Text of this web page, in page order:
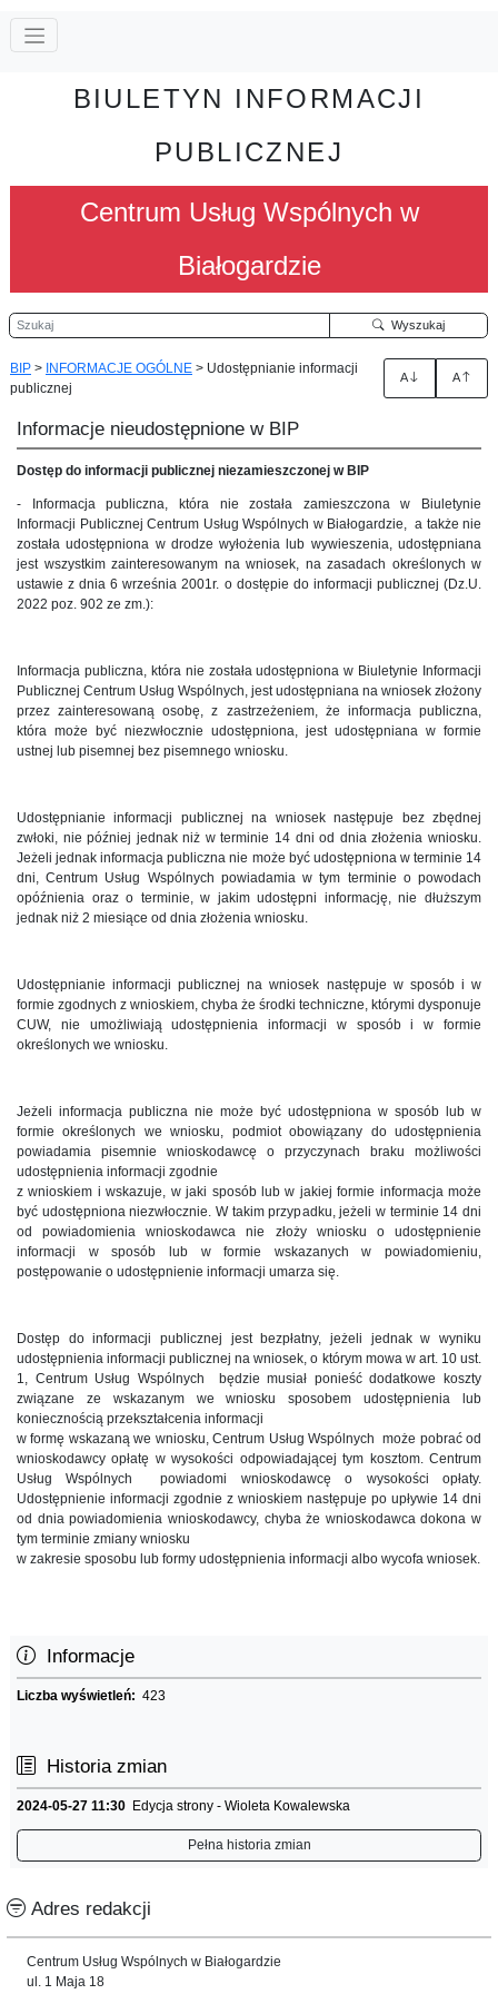
BIULETYN INFORMACJI
PUBLICZNEJ
Centrum Usług Wspólnych w
Białogardzie
Szukaj Wyszukaj
BIP > INFORMACJE OGÓLNE > Udostępnianie informacji
publicznej
A A
Informacje nieudostępnione w BIP
Dostęp do informacji publicznej niezamieszczonej w BIP
- Informacja publiczna, która nie została zamieszczona w Biuletynie
Informacji Publicznej Centrum Usług Wspólnych w Białogardzie, a także nie
została udostępniona w drodze wyłożenia lub wywieszenia, udostępniana
jest wszystkim zainteresowanym na wniosek, na zasadach określonych w
ustawie z dnia 6 września 2001r. o dostępie do informacji publicznej (Dz.U.
2022 poz. 902 ze zm.):
Informacja publiczna, która nie została udostępniona w Biuletynie Informacji
Publicznej Centrum Usług Wspólnych, jest udostępniana na wniosek złożony
przez zainteresowaną osobę, z zastrzeżeniem, że informacja publiczna,
która może być niezwłocznie udostępniona, jest udostępniana w formie
ustnej lub pisemnej bez pisemnego wniosku.
Udostępnianie informacji publicznej na wniosek następuje bez zbędnej
zwłoki, nie później jednak niż w terminie 14 dni od dnia złożenia wniosku.
Jeżeli jednak informacja publiczna nie może być udostępniona w terminie 14
dni, Centrum Usług Wspólnych powiadamia w tym terminie o powodach
opóźnienia oraz o terminie, w jakim udostępni informację, nie dłuższym
jednak niż 2 miesiące od dnia złożenia wniosku.
Udostępnianie informacji publicznej na wniosek następuje w sposób i w
formie zgodnych z wnioskiem, chyba że środki techniczne, którymi dysponuje
CUW, nie umożliwiają udostępnienia informacji w sposób i w formie
określonych we wniosku.
Jeżeli informacja publiczna nie może być udostępniona w sposób lub w
formie określonych we wniosku, podmiot obowiązany do udostępnienia
powiadamia pisemnie wnioskodawcę o przyczynach braku możliwości
udostępnienia informacji zgodnie
z wnioskiem i wskazuje, w jaki sposób lub w jakiej formie informacja może
być udostępniona niezwłocznie. W takim przypadku, jeżeli w terminie 14 dni
od powiadomienia wnioskodawca nie złoży wniosku o udostępnienie
informacji w sposób lub w formie wskazanych w powiadomieniu,
postępowanie o udostępnienie informacji umarza się.
Dostęp do informacji publicznej jest bezpłatny, jeżeli jednak w wyniku
udostępnienia informacji publicznej na wniosek, o którym mowa w art. 10 ust.
1, Centrum Usług Wspólnych będzie musiał ponieść dodatkowe koszty
związane ze wskazanym we wniosku sposobem udostępnienia lub
koniecznością przekształcenia informacji
w formę wskazaną we wniosku, Centrum Usług Wspólnych może pobrać od
wnioskodawcy opłatę w wysokości odpowiadającej tym kosztom. Centrum
Usług Wspólnych powiadomi wnioskodawcę o wysokości opłaty.
Udostępnienie informacji zgodnie z wnioskiem następuje po upływie 14 dni
od dnia powiadomienia wnioskodawcy, chyba że wnioskodawca dokona w
tym terminie zmiany wniosku
w zakresie sposobu lub formy udostępnienia informacji albo wycofa wniosek.
Informacje
Liczba wyświetleń: 423
Historia zmian
2024-05-27 11:30 Edycja strony - Wioleta Kowalewska
Pełna historia zmian
Adres redakcji
Centrum Usług Wspólnych w Białogardzie
ul. 1 Maja 18